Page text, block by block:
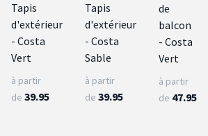
Tapis
d'extérieur
- Costa
Vert
à partir
de 39.95
Tapis
d'extérieur
- Costa
Sable
à partir
de 39.95
de
balcon
- Costa
Vert
à partir
de 47.95